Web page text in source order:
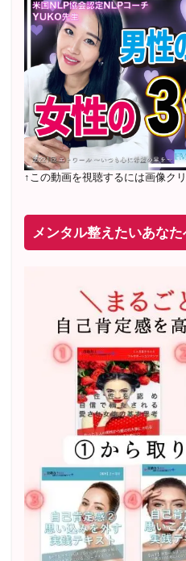
2022年2月〜6月 男性心
20年8月〜25年3月 少人
71名 随時満席
2019年6月 恋愛コーチと
↑この動画を視聴するには画像ク
メンタル整えたいあなた